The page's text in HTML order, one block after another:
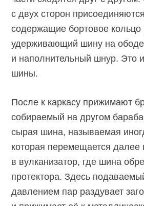
с двух сторон
содержащие бортовое кольцо
удерживающий шину на
и наполнительный шнур. Это и
шины.
После к каркасу прижимают
собираемый на другом
сырая шина, называемая
которая перемещается далее
в вулканизатор, где шина
протектора. Здесь
давлением пар раздувает